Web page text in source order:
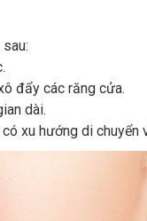
đẩy các răng cửa.
dài.
xu hướng di chuyển